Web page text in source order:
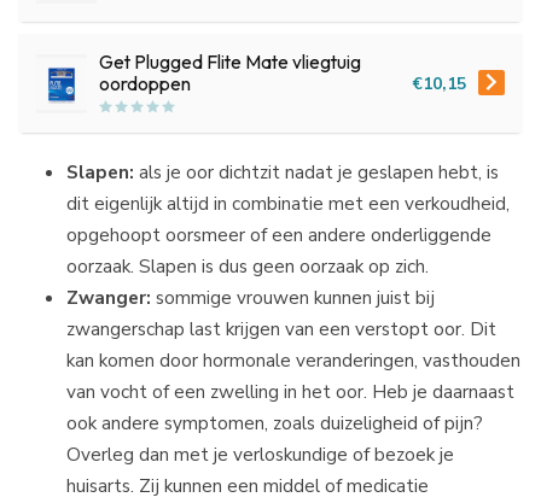
Get Plugged Flite Mate vliegtuig
oordoppen
€10,15
Slapen: als je oor dichtzit nadat je geslapen hebt, is
dit eigenlijk altijd in combinatie met een verkoudheid,
opgehoopt oorsmeer of een andere onderliggende
oorzaak. Slapen is dus geen oorzaak op zich.
Zwanger: sommige vrouwen kunnen juist bij
zwangerschap last krijgen van een verstopt oor. Dit
kan komen door hormonale veranderingen, vasthouden
van vocht of een zwelling in het oor. Heb je daarnaast
ook andere symptomen, zoals duizeligheid of pijn?
Overleg dan met je verloskundige of bezoek je
huisarts. Zij kunnen een middel of medicatie